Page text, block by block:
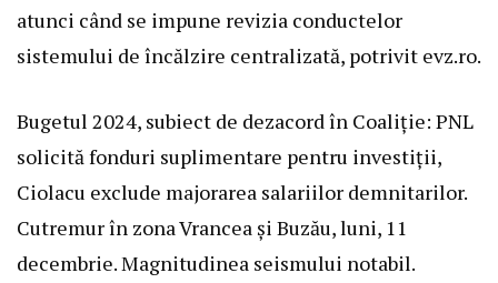
atunci când se impune revizia conductelor
sistemului de încălzire centralizată, potrivit evz.ro.
Bugetul 2024, subiect de dezacord în Coaliție: PNL
solicită fonduri suplimentare pentru investiții,
Ciolacu exclude majorarea salariilor demnitarilor.
Cutremur în zona Vrancea și Buzău, luni, 11
decembrie. Magnitudinea seismului notabil.